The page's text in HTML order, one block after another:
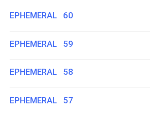
EPHEMERAL 60
EPHEMERAL 59
EPHEMERAL 58
EPHEMERAL 57